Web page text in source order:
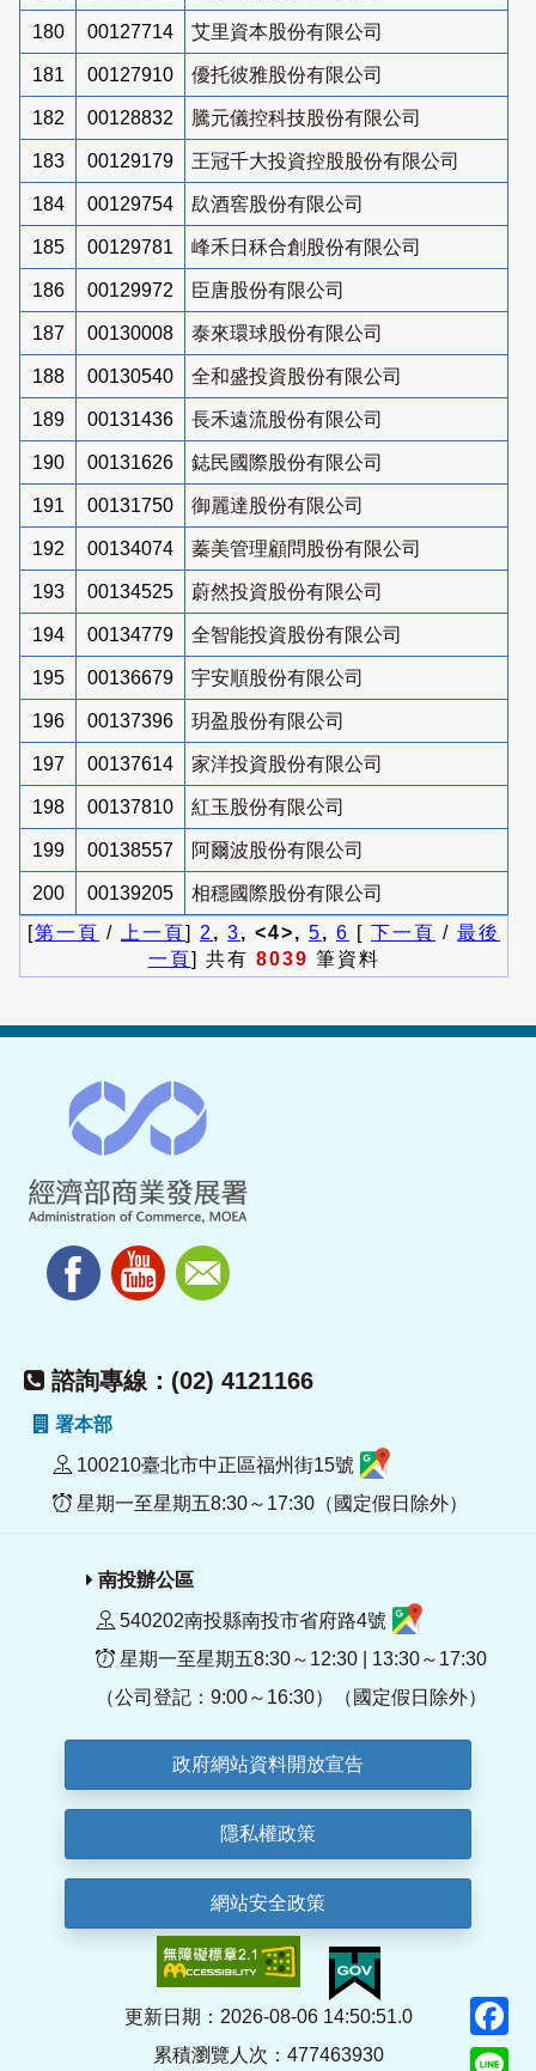
180 00127714 艾里資本股份有限公司
181 00127910 優托彼雅股份有限公司
182 00128832 騰元儀控科技股份有限公司
183 00129179 王冠千大投資控股股份有限公司
184 00129754 镹酒窖股份有限公司
185 00129781 峰禾日秝合創股份有限公司
186 00129972 臣唐股份有限公司
187 00130008 泰來環球股份有限公司
188 00130540 全和盛投資股份有限公司
189 00131436 長禾遠流股份有限公司
190 00131626 鋕民國際股份有限公司
191 00131750 御麗達股份有限公司
192 00134074 蓁美管理顧問股份有限公司
193 00134525 蔚然投資股份有限公司
194 00134779 全智能投資股份有限公司
195 00136679 宇安順股份有限公司
196 00137396 玥盈股份有限公司
197 00137614 家洋投資股份有限公司
198 00137810 紅玉股份有限公司
199 00138557 阿爾波股份有限公司
200 00139205
相穩國際股份有限公司
[第一頁 / 上一頁] 2 , 3, <4>, 5, 6 [ 下一頁 / 最後
一頁] 共有 8039 筆資料
諮詢專線：(02) 4121166
署本部
100210臺北市中正區福州街15號
星期一至星期五8:30～17:30（國定假日除外）
南投辦公區
540202南投縣南投市省府路4號
星期一至星期五8:30～12:30 | 13:30～17:30
（公司登記：9:00～16:30）（國定假日除外）
政府網站資料開放宣告
隱私權政策
網站安全政策
更新日期：2026-08-06 14:50:51.0
累積瀏覽人次：477463930